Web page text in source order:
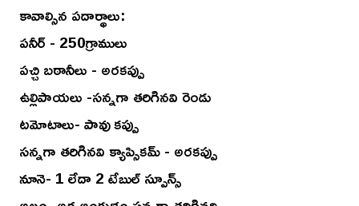
కావాల్సిన పదార్థాలు:
పనీర్ - 250గ్రాములు
పచ్చి బఠానీలు - అరకప్పు
ఉల్లిపాయలు -సన్నగా తరిగినవి రెండు
టమోటాలు- పావు కప్పు
సన్నగా తరిగినవి క్యాప్సికమ్ - అరకప్పు
నూనె- 1 లేదా 2 టేబుల్ స్పూన్స్